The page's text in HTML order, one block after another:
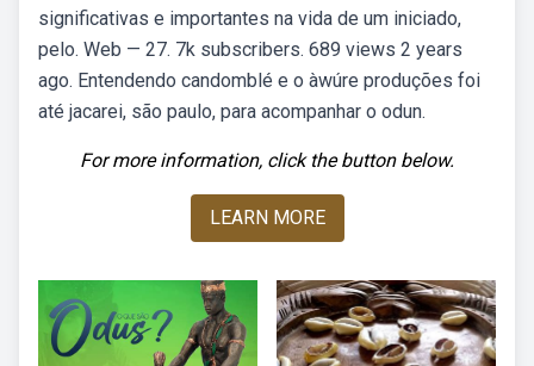
significativas e importantes na vida de um iniciado,
pelo. Web — 27. 7k subscribers. 689 views 2 years
ago. Entendendo candomblé e o àwúre produções foi
até jacarei, são paulo, para acompanhar o odun.
For more information, click the button below.
LEARN MORE